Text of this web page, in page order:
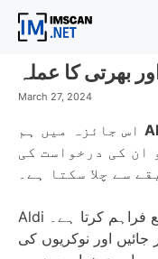
Skip
بھرتی کا عملہ
March 27, 2024
ان کی درخواست کی
سے چلا سکتا ہے۔
Aldi مختلف کیریئر ترقی اور ترقی کے مواقع فراہم کرتا ہے۔
جائیں اور نوکریوں کی